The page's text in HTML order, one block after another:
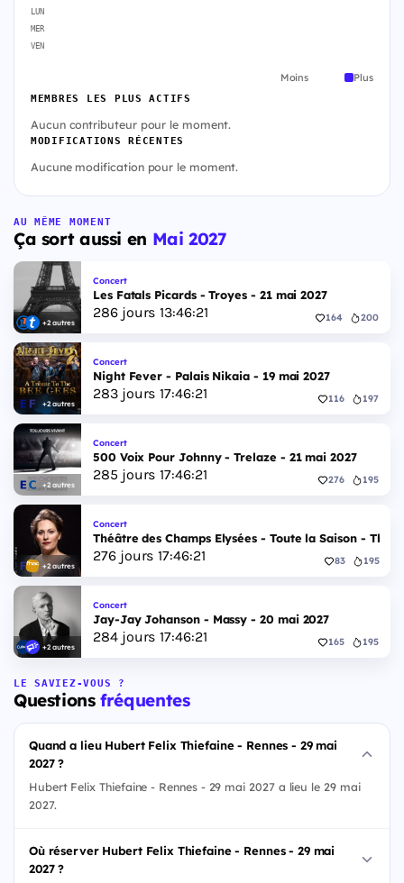
LUN
MER
VEN
Moins Plus
MEMBRES LES PLUS ACTIFS
Aucun contributeur pour le moment.
MODIFICATIONS RÉCENTES
Aucune modification pour le moment.
AU MÊME MOMENT
Ça sort aussi en Mai 2027
+2 autres
Concert
Les Fatals Picards - Troyes - 21 mai 2027
286jours 13:46:20 164 200
+2 autres
Concert
Night Fever - Palais Nikaia - 19 mai 2027
283jours 17:46:20 116 197
+2 autres
Concert
500 Voix Pour Johnny - Trelaze - 21 mai 2027
285 jours 17:46:20 276 195
+2 autres
Concert
Théâtre des Champs Elysées - Toute la Saison -
276jours 17:46:20 83 195
+2 autres
Concert
Jay-Jay Johanson - Massy - 20 mai 2027
284jours 17:46:20 165 195
LE SAVIEZ-VOUS ?
Questionsfréquentes
Quand a lieu Hubert Felix Thiefaine - Rennes - 29 mai
2027 ?
Hubert Felix Thiefaine - Rennes - 29 mai 2027 a lieu le 29 mai
2027.
Où réserver Hubert Felix Thiefaine - Rennes - 29 mai
2027 ?